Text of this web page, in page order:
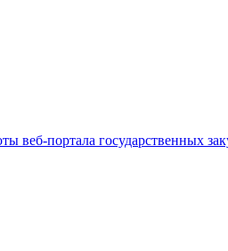
портала государственных